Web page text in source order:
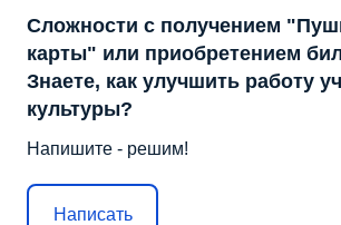
Сложности с получением
карты" или приобретением
Знаете, как улучшить работу
культуры?
Напишите - решим!
Написать